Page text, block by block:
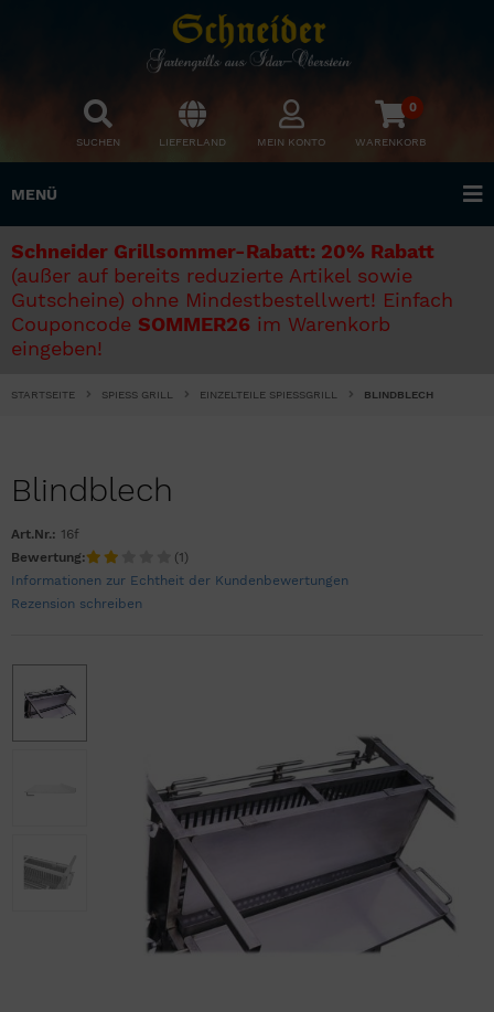
SUCHEN LIEFERLAND MEIN KONTO
0
WARENKORB
MENÜ
Schneider Grillsommer-Rabatt: 20% Rabatt
(außer auf bereits reduzierte Artikel sowie
Gutscheine) ohne Mindestbestellwert! Einfach
Couponcode SOMMER26 im Warenkorb
eingeben!
STARTSEITE SPIESS GRILL EINZELTEILE SPIESSGRILL BLINDBLECH
Blindblech
Art.Nr.: 16f
Bewertung:
(1)
Informationen zur Echtheit der Kundenbewertungen
Rezension schreiben